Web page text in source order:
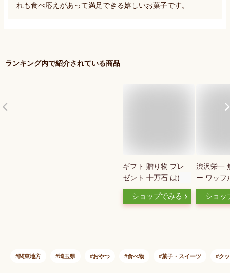
れも食べ応えがあって満足できる嬉しいお菓子です。
ランキング内で紹介されている商品
ギフト 贈り物 プレ
ゼント 十万石 はに
わさぶれ 15枚入 内
祝 御祝
ショップでみる
渋沢栄一
ー ワッフ
ー 洋菓子
おやつ
ショッ
関東地方 埼玉県 おやつ 食べ物 菓子・スイーツ ク